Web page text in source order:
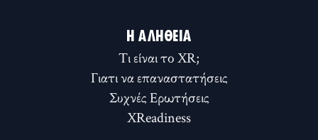
Η ΑΛΉΘΕΙΑ
Τι είναι το XR;
Γιατι να επαναστατήσεις
Συχνές Ερωτήσεις
XReadiness